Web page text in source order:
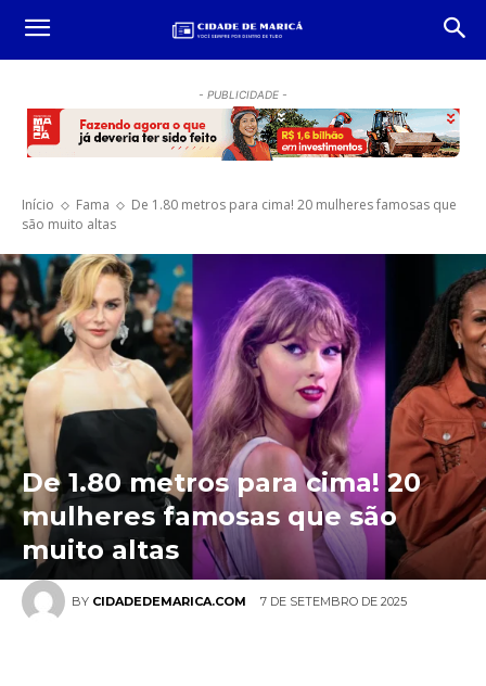
- PUBLICIDADE -
Início Fama
De 1.80 metros para cima! 20 mulheres famosas que
são muito altas
BY CIDADEDEMARICA.COM 7 DE SETEMBRO DE 2025
De 1.80 metros para cima! 20
mulheres famosas que são
muito altas